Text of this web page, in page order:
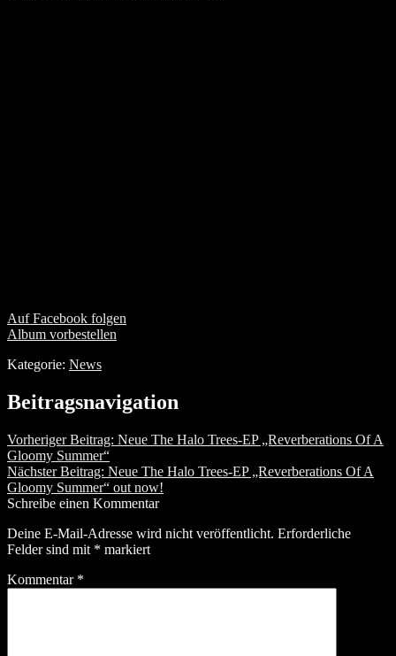
Auf Facebook folgen
Album vorbestellen
Kategorie: News
Beitragsnavigation
Vorheriger Beitrag: Neue The Halo Trees-EP „Reverberations Of A
Gloomy Summer“
Nächster Beitrag: Neue The Halo Trees-EP „Reverberations Of A
Gloomy Summer“ out now!
Schreibe einen Kommentar
Deine E-Mail-Adresse wird nicht veröffentlicht. Erforderliche
Felder sind mit * markiert
Kommentar *